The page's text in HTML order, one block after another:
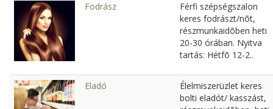
Fodrász
Férfi szépségszalon
keres fodrászt/nõt,
részmunkaidõben heti
20-30 órában. Nyitva
tartás: Hétfõ 12-2..
Eladó
Élelmiszerüzlet keres
bolti eladót/ kasszást,